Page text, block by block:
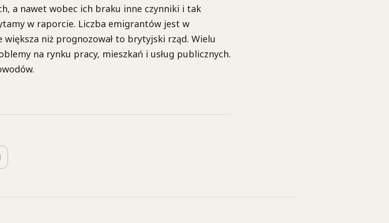
a nawet wobec ich braku inne czynniki i tak
w raporcie. Liczba emigrantów jest w
niż prognozował to brytyjski rząd. Wielu
na rynku pracy, mieszkań i usług publicznych.